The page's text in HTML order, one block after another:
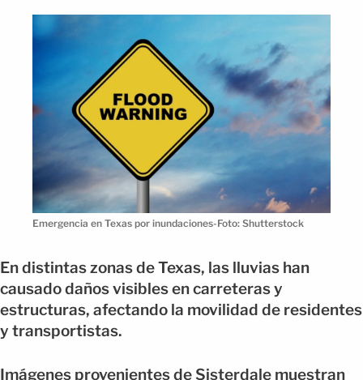
Emergencia en Texas por inundaciones-Foto: Shutterstock
En distintas zonas de Texas, las lluvias han
causado daños visibles en carreteras y
estructuras, afectando la movilidad de residentes
y transportistas.
Imágenes provenientes de Sisterdale muestran